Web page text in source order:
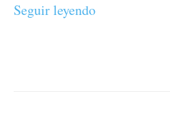
Seguir leyendo